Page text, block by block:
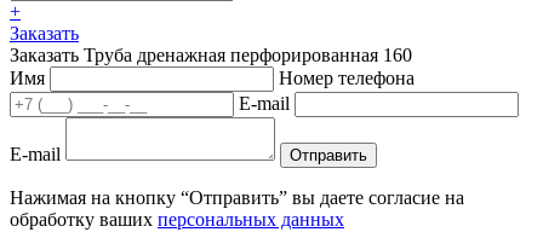
+
Заказать
Заказать Труба дренажная перфорированная 160
Имя
Номер телефона
E-mail
E-mail Отправить
Нажимая на кнопку “Отправить” вы даете согласие на
обработку ваших персональных данных